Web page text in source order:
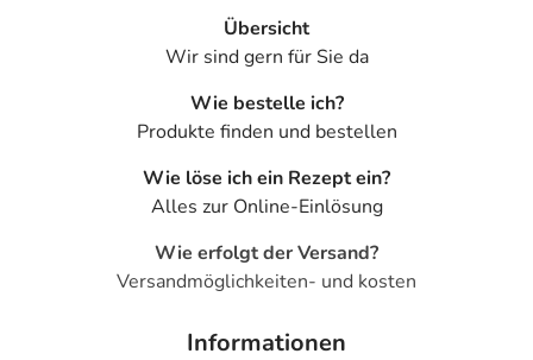
Übersicht
Wir sind gern für Sie da
Wie bestelle ich?
Produkte finden und bestellen
Wie löse ich ein Rezept ein?
Alles zur Online-Einlösung
Wie erfolgt der Versand?
Versandmöglichkeiten- und kosten
Informationen